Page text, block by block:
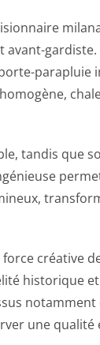
avant-gardiste.
parapluie
tandis que
créative
historique
une